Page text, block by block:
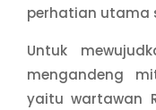
perhatian utama
Untuk
mengandeng
yaitu wartawan